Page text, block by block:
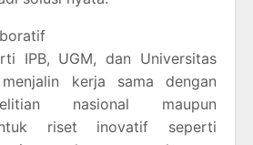
IPB, UGM, dan Universitas
kerja sama dengan
nasional maupun
riset inovatif seperti